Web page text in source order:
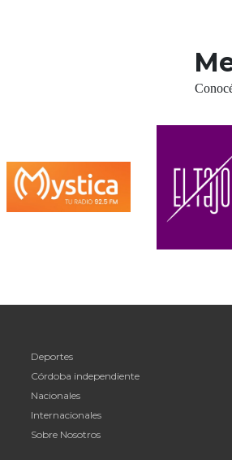
Deportes
Córdoba independiente
Nacionales
Internacionales
Sobre Nosotros